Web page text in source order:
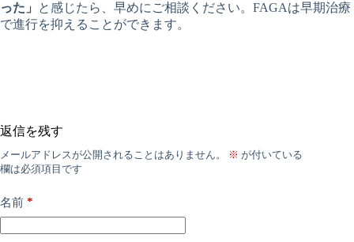
った」
と感じたら、早めにご相談ください。FAGAは早期治療
で進行を抑えることができます。
返信を残す
メールアドレスが公開されることはありません。 ※ が付いている
欄は必須項目です
名前 *